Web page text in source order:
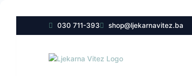
030 711-393 shop@ljekarnavitez.ba